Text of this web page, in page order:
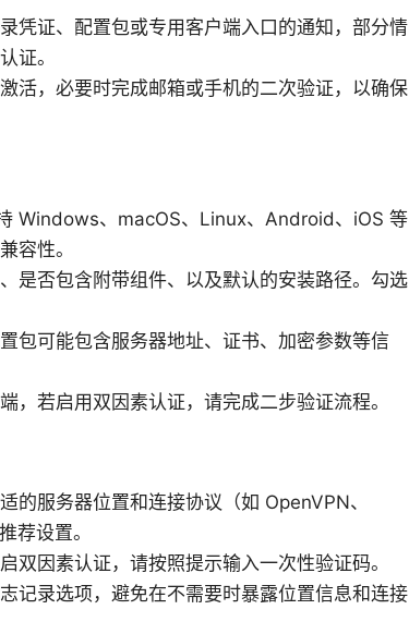
凭证、配置包或专用客户端入口的通知，部分情
证。
活，必要时完成邮箱或手机的二次验证，以确保
Windows、macOS、Linux、Android、iOS 等
容性。
是否包含附带组件、以及默认的安装路径。勾选
包可能包含服务器地址、证书、加密参数等信
，若启用双因素认证，请完成二步验证流程。
的服务器位置和连接协议（如 OpenVPN、
荐设置。
双因素认证，请按照提示输入一次性验证码。
记录选项，避免在不需要时暴露位置信息和连接